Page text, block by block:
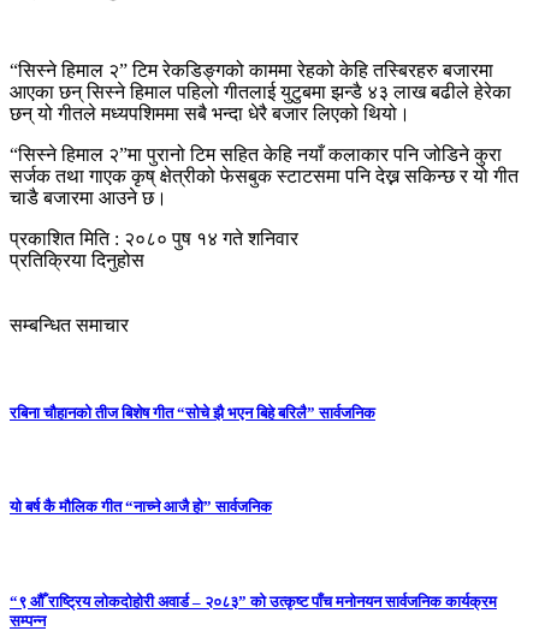
“सिस्ने हिमाल २” टिम रेकडिङ्गको काममा रेहको केहि तस्बिरहरु बजारमा
आएका छन् सिस्ने हिमाल पहिलो गीतलाई युटुबमा झन्डै ४३ लाख बढीले हेरेका
छन् यो गीतले मध्यपशिममा सबै भन्दा धेरै बजार लिएको थियो।
“सिस्ने हिमाल २”मा पुरानो टिम सहित केहि नयाँ कलाकार पनि जोडिने कुरा
सर्जक तथा गाएक कृष् क्षेत्रीको फेसबुक स्टाटसमा पनि देख्न सकिन्छ र यो गीत
चाडै बजारमा आउने छ।
प्रकाशित मिति : २०८० पुष १४ गते शनिवार
प्रतिक्रिया दिनुहोस
सम्बन्धित समाचार
रबिना चौहानको तीज बिशेष गीत “सोचे झै भएन बिहे बरिलै” सार्वजनिक
यो बर्ष कै मौलिक गीत “नाच्ने आजै हो” सार्वजनिक
“९ औँ राष्ट्रिय लोकदोहोरी अवार्ड – २०८३” को उत्कृष्ट पाँच मनोनयन सार्वजनिक कार्यक्रम
सम्पन्न